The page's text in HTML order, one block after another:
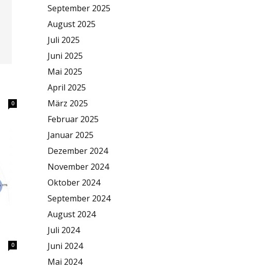
0
0
September 2025
August 2025
Juli 2025
Juni 2025
Mai 2025
April 2025
März 2025
Februar 2025
Januar 2025
Dezember 2024
November 2024
Oktober 2024
September 2024
August 2024
Juli 2024
Juni 2024
Mai 2024